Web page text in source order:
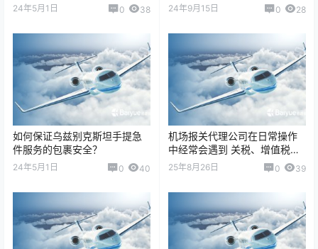
24年5月1日 0 38 24年9月15日 0 28
如何保证乌兹别克斯坦手提急
件服务的包裹安全？
24年5月1日 0 40
机场报关代理公司在日常操作
中经常会遇到 关税、增值税、
消费税等调整，无论是中国出
口还是进口国政策变化，如果
应对不及时，就…
25年8月26日 0 39